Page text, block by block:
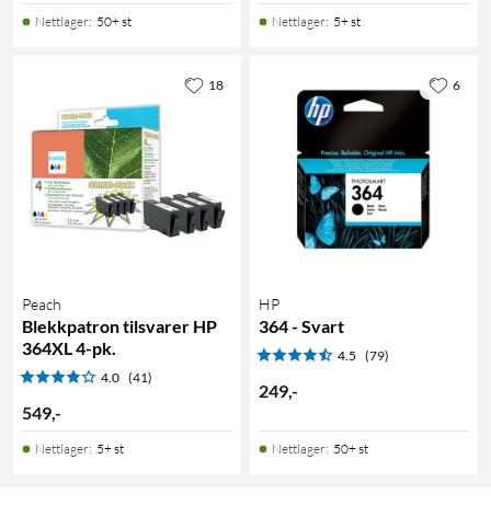
Nettlager: 50+ st Nettlager: 5+ st
Peach
Blekkpatron tilsvarer HP
364XL 4-pk.
4.0 (41)
549,-
Nettlager: 5+ st
18
HP
364 - Svart
4.5 (79)
249,-
Nettlager: 50+ st
6